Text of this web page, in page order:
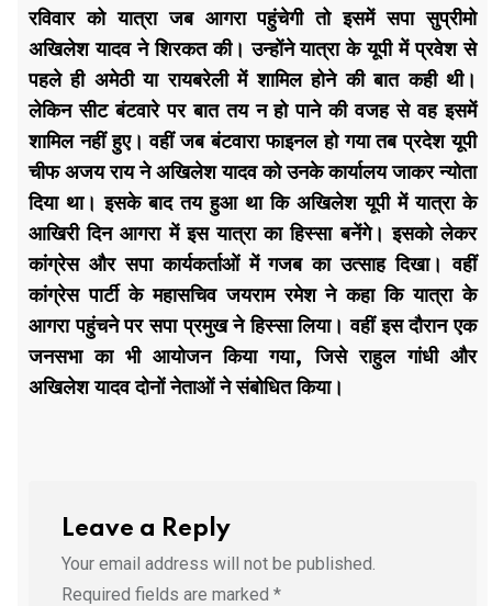
रविवार को यात्रा जब आगरा पहुंचेगी तो इसमें सपा सुप्रीमो
अखिलेश यादव ने शिरकत की। उन्होंने यात्रा के यूपी में प्रवेश से
पहले ही अमेठी या रायबरेली में शामिल होने की बात कही थी।
लेकिन सीट बंटवारे पर बात तय न हो पाने की वजह से वह इसमें
शामिल नहीं हुए। वहीं जब बंटवारा फाइनल हो गया तब प्रदेश यूपी
चीफ अजय राय ने अखिलेश यादव को उनके कार्यालय जाकर न्योता
दिया था। इसके बाद तय हुआ था कि अखिलेश यूपी में यात्रा के
आखिरी दिन आगरा में इस यात्रा का हिस्सा बनेंगे। इसको लेकर
कांग्रेस और सपा कार्यकर्ताओं में गजब का उत्साह दिखा। वहीं
कांग्रेस पार्टी के महासचिव जयराम रमेश ने कहा कि यात्रा के
आगरा पहुंचने पर सपा प्रमुख ने हिस्सा लिया। वहीं इस दौरान एक
जनसभा का भी आयोजन किया गया, जिसे राहुल गांधी और
अखिलेश यादव दोनों नेताओं ने संबोधित किया।
Leave a Reply
Your email address will not be published.
Required fields are marked *